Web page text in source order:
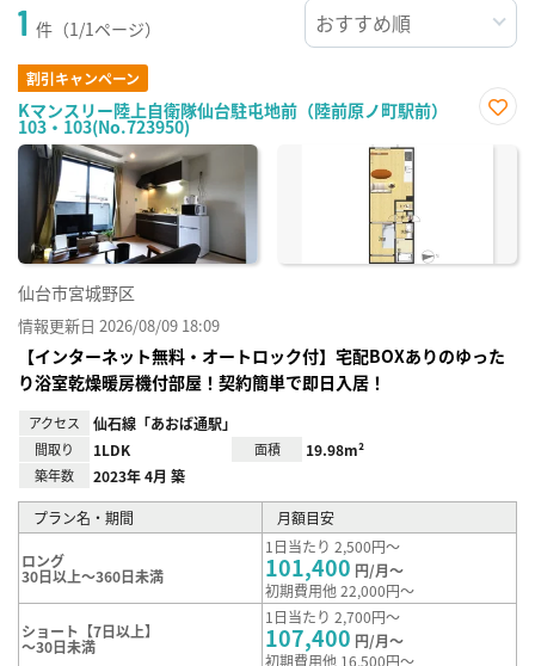
1 件（1/1ページ）
割引キャンペーン
Kマンスリー陸上自衛隊仙台駐屯地前（陸前原ノ町駅前）
103・103(No.723950)
に入
仙台市宮城野区
情報更新日 2026/08/09 18:09
【インターネット無料・オートロック付】宅配BOXありのゆった
り浴室乾燥暖房機付部屋！契約簡単で即日入居！
アクセス 仙石線「あおば通駅」
間取り 1LDK 面積 19.98m²
築年数 2023年 4月 築
プラン名・期間 月額目安
ロング
30日以上～360日未満
1日当たり 2,500円～
101,400 円/月～
初期費用他 22,000円～
ショート【7日以上】
～30日未満
1日当たり 2,700円～
107,400 円/月～
初期費用他 16,500円～